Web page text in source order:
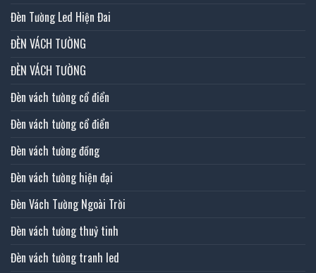
Đèn Tường Led Hiện Đai
ĐÈN VÁCH TƯỜNG
ĐÈN VÁCH TƯỜNG
Đèn vách tường cổ điển
Đèn vách tường cổ điển
Đèn vách tường đồng
Đèn vách tường hiện đại
Đèn Vách Tường Ngoài Trời
Đèn vách tường thuỷ tinh
Đèn vách tường tranh led